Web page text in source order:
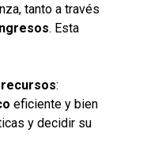
tanto a través
. Esta
:
eficiente y bien
y decidir su